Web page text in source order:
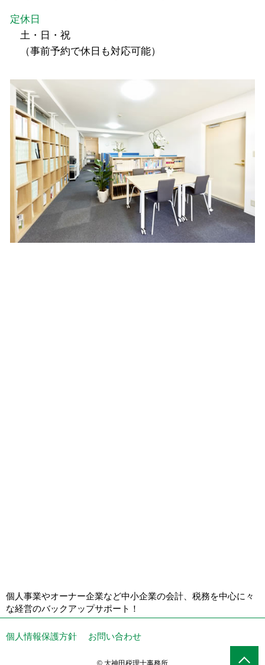
定休日
土・日・祝
（事前予約で休日も対応可能）
個人事業やオーナー企業など中小企業の会計、税務を中心に々
な経営のバックアップサポート！
個人情報保護方針 お問い合わせ
© 大神田税理士事務所